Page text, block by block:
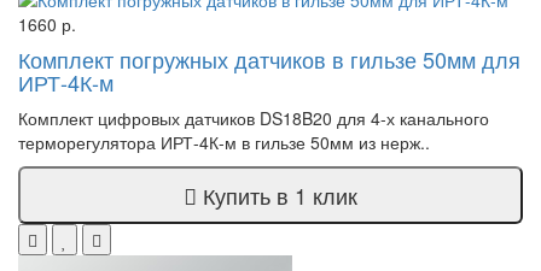
1660 р.
Комплект погружных датчиков в гильзе 50мм для
ИРТ-4К-м
Комплект цифровых датчиков DS18B20 для 4-х канального
терморегулятора ИРТ-4К-м в гильзе 50мм из нерж..
Купить в 1 клик